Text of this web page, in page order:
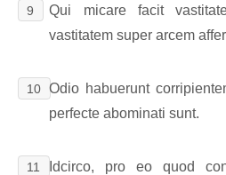
9
Qui micare facit
vastitatem super arcem
10 Odio habuerunt
perfecte abominati sunt.
11
Idcirco, pro eo quod